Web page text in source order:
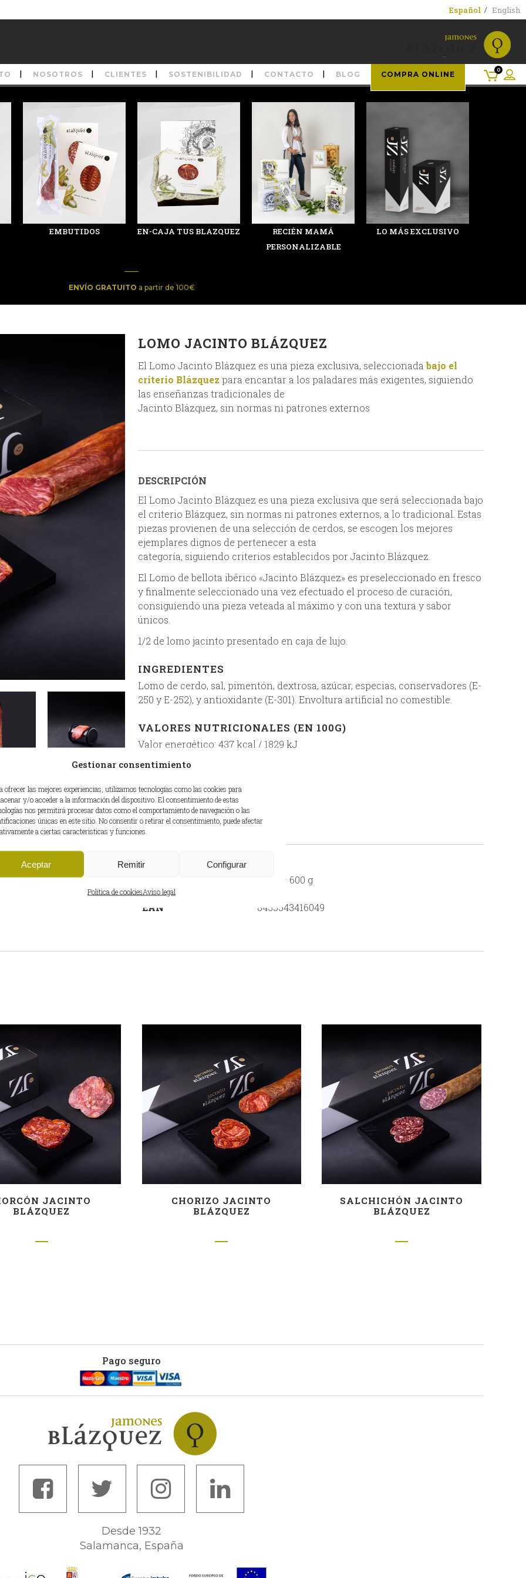
Gestionar consentimiento
ofrecer las mejores experiencias, utilizamos tecnologías como las cookies para
y/o acceder a la información del dispositivo. El consentimiento de estas
nos permitirá procesar datos como el comportamiento de navegación o las
únicas en este sitio. No consentir o retirar el consentimiento, puede afectar
a ciertas características y funciones.
Aceptar Remitir Configurar
Política de cookiesAviso legal
Español English
NOSOTROS CLIENTES SOSTENIBILIDAD CONTACTO BLOG COMPRA ONLINE
0
EMBUTIDOS EN-CAJA TUS BLAZQUEZ
RECIÉN MAMÁ
PERSONALIZABLE
LO MÁS EXCLUSIVO
ENVÍO GRATUITO a partir de 100€
LOMO JACINTO BLÁZQUEZ
El Lomo Jacinto Blázquez es una pieza exclusiva, seleccionadabajo el
criterio Blázquez para encantar a los paladares más exigentes, siguiendo
las enseñanzas tradicionales de
Jacinto Blázquez, sin normas ni patrones externos
DESCRIPCIÓN
El Lomo Jacinto Blázquez es una pieza exclusiva que será seleccionada bajo
el criterio Blázquez, sin normas ni patrones externos, a lo tradicional. Estas
piezas provienen de una selección de cerdos, se escogen los mejores
ejemplares dignos de pertenecer a esta
categoría, siguiendo criterios establecidos por Jacinto Blázquez.
El Lomo de bellota ibérico «Jacinto Blázquez» es preseleccionado en fresco
y finalmente seleccionado una vez efectuado el proceso de curación,
consiguiendo una pieza veteada al máximo y con una textura y sabor
únicos.
1/2 de lomo jacinto presentado en caja de lujo.
INGREDIENTES
Lomo de cerdo, sal, pimentón, dextrosa, azúcar, especias, conservadores (E-
250 y E-252), y antioxidante (E-301). Envoltura artificial no comestible.
VALORES NUTRICIONALES (EN 100G)
Valor energético: 437 kcal / 1829 kJ
– De los cuales azúcares: (g): <0,5
Grasas (g): 23,1
– De las cuales saturadas (g): 6,6
Sal (g): 3,47
550g – 600 g
EAN 8435543416049
JACINTO
BLÁZQUEZ
CHORIZO JACINTO
BLÁZQUEZ
SALCHICHÓN JACINTO
BLÁZQUEZ
Pago seguro
Desde 1932
Salamanca, España